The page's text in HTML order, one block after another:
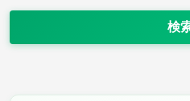
検
教科